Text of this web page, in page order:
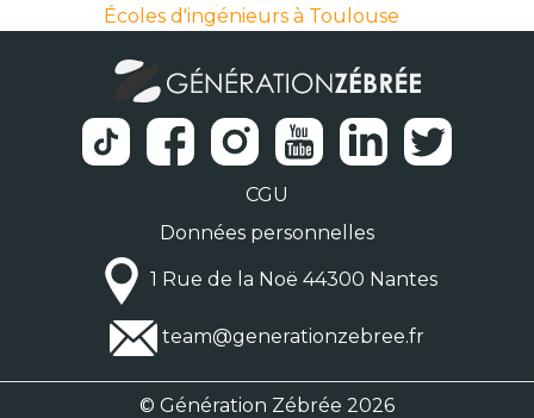
Écoles d'ingénieurs à Toulouse
CGU
Données personnelles
1 Rue de la Noë 44300 Nantes
team@generationzebree.fr
© Génération Zébrée 2026